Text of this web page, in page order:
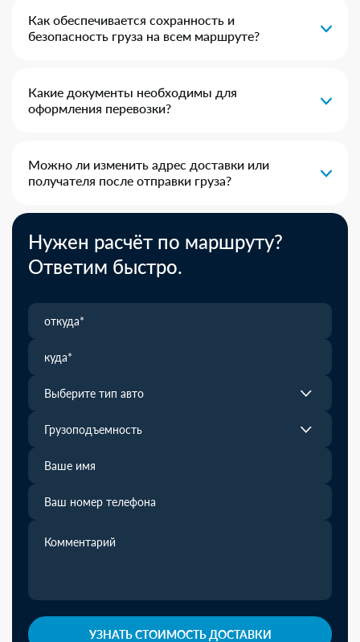
Как обеспечивается сохранность и
безопасность груза на всем маршруте?
Какие документы необходимы для
оформления перевозки?
Можно ли изменить адрес доставки или
получателя после отправки груза?
Нужен расчёт по маршруту?
Ответим быстро.
Выберите тип авто
Грузоподъемность
УЗНАТЬ СТОИМОСТЬ ДОСТАВКИ